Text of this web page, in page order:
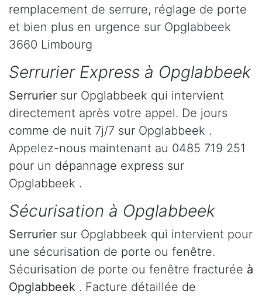
remplacement de serrure, réglage de porte
et bien plus en urgence sur Opglabbeek
3660 Limbourg
Serrurier Express à Opglabbeek
Serrurier sur Opglabbeek qui intervient
directement après votre appel. De jours
comme de nuit 7j/7 sur Opglabbeek .
Appelez-nous maintenant au 0485 719 251
pour un dépannage express sur
Opglabbeek .
Sécurisation à Opglabbeek
Serrurier sur Opglabbeek qui intervient pour
une sécurisation de porte ou fenêtre.
Sécurisation de porte ou fenêtre fracturée à
Opglabbeek . Facture détaillée de